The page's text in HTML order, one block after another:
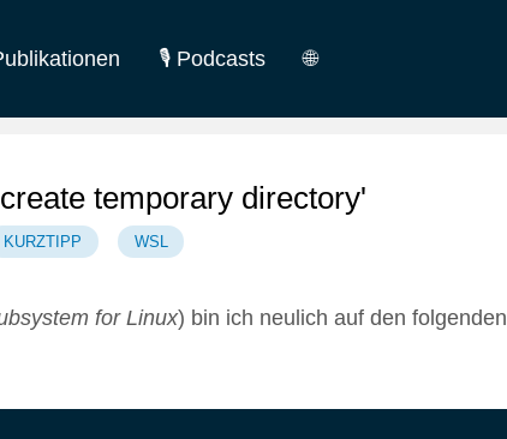
🎙️ Podcasts 🌐
temporary directory'
KURZTIPP WSL
for Linux) bin ich neulich auf den folgenden